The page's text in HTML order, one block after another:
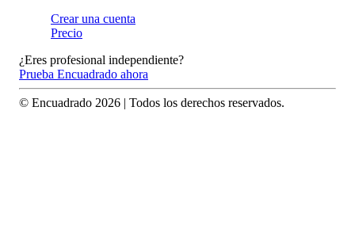
Crear una cuenta
Precio
¿Eres profesional independiente?
Prueba Encuadrado ahora
© Encuadrado 2026 | Todos los derechos reservados.